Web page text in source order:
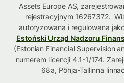
Assets Europe AS,
rejestracyjnym 16267372.
autoryzowana i regulowana
Estoński Urząd Nadzoru
(Estonian Financial Supervision
numerem licencji 4.1-1/174.
68a, Põhja-Tallinna